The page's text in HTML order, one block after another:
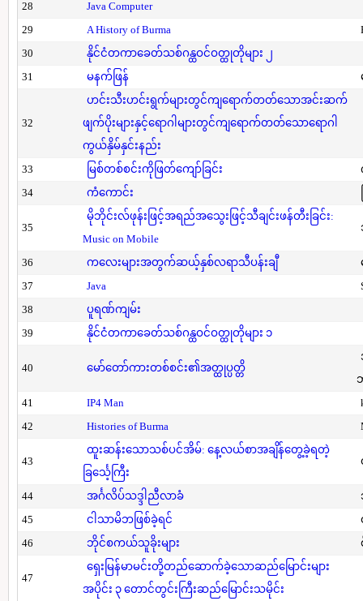
28
Java Computer
29
A History of Burma
30
နိုင်ငံတကာခေတ်သစ်ဂန္ထဝင်ဝတ္ထုတိုများ ၂
31
မနက်ဖြန်
32
ဟင်းသီးဟင်းရွက်များတွင်ကျရောက်တတ်သောအင်းဆက်
ဖျက်ပိုးများနှင့်ရောဂါများတွင်ကျရောက်တတ်သောရောဂါ
ကွယ်နှိမ်နှင်းနည်း
33
မြစ်တစ်စင်းကိုဖြတ်ကျော်ခြင်း
34
ကံကောင်း
35
မိုဘိုင်းလ်ဖုန်းဖြင့်အရည်အသွေးဖြင့်သီချင်းဖန်တီးခြင်း:
Music on Mobile
36 ကလေးများအတွက်ဆယ့်နှစ်လရာသီပန်းချီ
37
Java
38
ပူရဏ်ကျမ်း
39
နိုင်ငံတကာခေတ်သစ်ဂန္ထဝင်ဝတ္ထုတိုများ ၁
40 မော်တော်ကားတစ်စင်း၏အတ္ထုပ္ပတ္တိ
41
IP4 Man
42
Histories of Burma
43
ထူးဆန်းသောသစ်ပင်အိမ်: နေ့လယ်စာအချိန်တွေ့ခဲ့ရတဲ့
ခြင်္သေ့ကြီး
44 အင်္ဂလိပ်သဒ္ဒါညီလာခံ
45
ငါသာမိဘဖြစ်ခဲ့ရင်
46
ဘိုင်စကယ်သူခိုးများ
47
ရှေးမြန်မာမင်းတို့တည်ဆောက်ခဲ့သောဆည်မြောင်းများ
အပိုင်း ၃ တောင်တွင်းကြီးဆည်မြောင်းသမိုင်း